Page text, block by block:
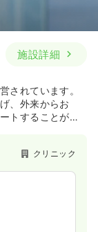
施設詳細
されています。
、外来からお
トすることがで
クリニック